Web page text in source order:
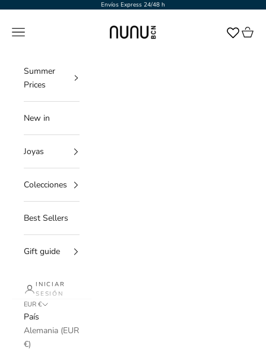
Envíos Express 24/48 h
NUNU BARCELONA
Menú Cesta
Summer
Prices
New in
Joyas
Colecciones
Best Sellers
Gift guide
INICIAR
SESIÓN
EUR €
País
Alemania (EUR
€)